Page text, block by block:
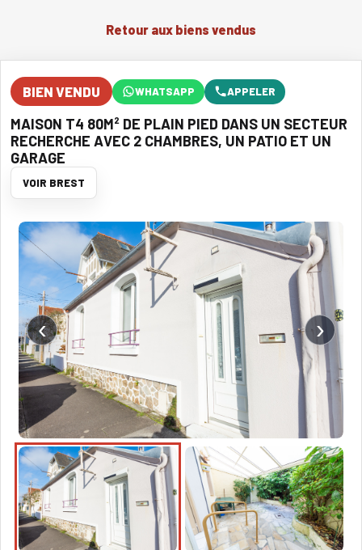
Retour aux biens vendus
BIEN VENDU WHATSAPP APPELER
MAISON T4 80M² DE PLAIN PIED DANS UN SECTEUR
RECHERCHE AVEC 2 CHAMBRES, UN PATIO ET UN
GARAGE
VOIR BREST
‹ ›